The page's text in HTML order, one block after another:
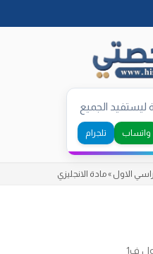
الجميع
واتساب تلجرام
الاول »مادة الانجليزي
ف1